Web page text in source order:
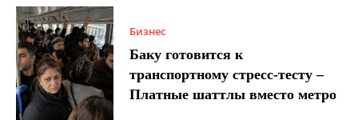
Бизнес
Баку готовится к
транспортному стресс-тесту –
Платные шаттлы вместо метро